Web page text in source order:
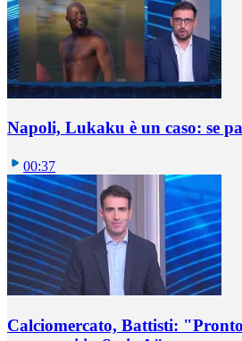
Napoli, Lukaku è un caso: se
00:37
Calciomercato, Battisti: